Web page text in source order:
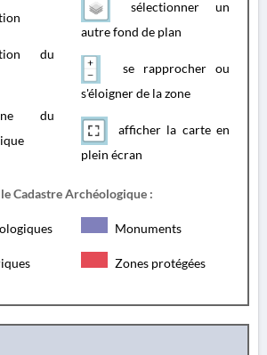
du
du
sélectionner un
autre fond de plan
se rapprocher ou
s'éloigner de la zone
afficher la carte en
plein écran
Cadastre Archéologique :
Monuments
Zones protégées